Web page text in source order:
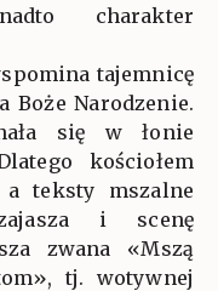
charakter
tajemnicę
Boże Narodzenie.
się w łonie
kościołem
teksty mszalne
i scenę
zwana «Mszą
tj. wotywnej